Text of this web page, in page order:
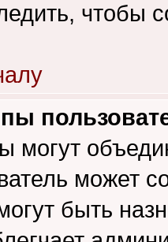
чтобы
могут
может
быть